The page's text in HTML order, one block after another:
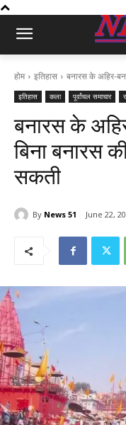
होम इतिहास बनारस के अहिर-
इतिहास कला पूर्वांचल समाचार
बनारस के
बिना बनारस
सकती
By News 51 June 22,